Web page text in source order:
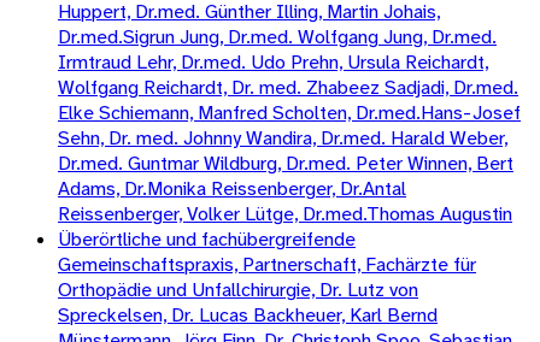
Huppert, Dr.med. Günther Illing, Martin Johais,
Dr.med.Sigrun Jung, Dr.med. Wolfgang Jung, Dr.med.
Irmtraud Lehr, Dr.med. Udo Prehn, Ursula Reichardt,
Wolfgang Reichardt, Dr. med. Zhabeez Sadjadi, Dr.med.
Elke Schiemann, Manfred Scholten, Dr.med.Hans-Josef
Sehn, Dr. med. Johnny Wandira, Dr.med. Harald Weber,
Dr.med. Guntmar Wildburg, Dr.med. Peter Winnen, Bert
Adams, Dr.Monika Reissenberger, Dr.Antal
Reissenberger, Volker Lütge, Dr.med.Thomas Augustin
Überörtliche und fachübergreifende
Gemeinschaftspraxis, Partnerschaft, Fachärzte für
Orthopädie und Unfallchirurgie, Dr. Lutz von
Spreckelsen, Dr. Lucas Backheuer, Karl Bernd